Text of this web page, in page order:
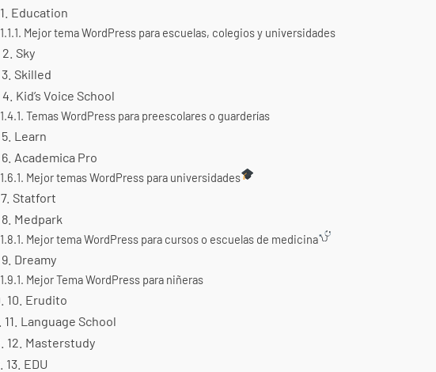
1. Education
Mejor tema WordPress para escuelas, colegios y universidades
2. Sky
3. Skilled
4. Kid’s Voice School
Temas WordPress para preescolares o guarderías
5. Learn
6. Academica Pro
Mejor temas WordPress para universidades
7. Statfort
8. Medpark
Mejor tema WordPress para cursos o escuelas de medicina
9. Dreamy
Mejor Tema WordPress para niñeras
10. Erudito
11. Language School
12. Masterstudy
13. EDU